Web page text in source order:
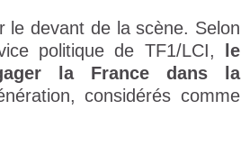
le devant de la scène. Selon
politique de TF1/LCI,
le
la France dans la
considérés comme